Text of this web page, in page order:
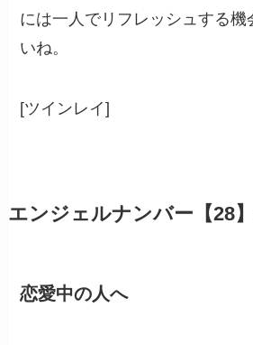
には一人でリフレッシュする機
いね。
[ツインレイ]
エンジェルナンバー【28
恋愛中の人へ